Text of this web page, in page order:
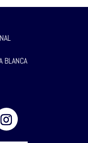
BLANCA